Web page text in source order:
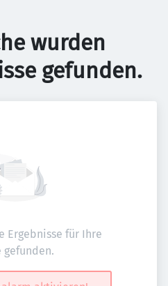
wurden
gefunden.
Ergebnisse für Ihre
gefunden.